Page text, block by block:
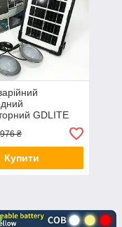
GDLITE
для
ET-66
976 ₴
Купити